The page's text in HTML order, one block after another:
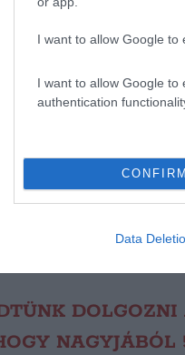
I want to allow Google to
I want to allow Google to
authentication
CONFIRM
Data
DOLGOZNI
NAGYJÁBÓL